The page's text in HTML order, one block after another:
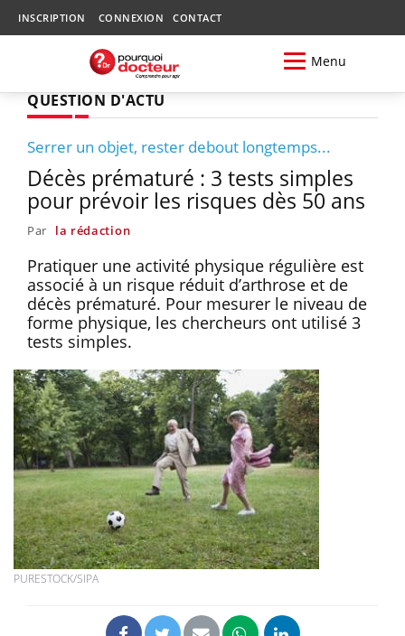
INSCRIPTION CONNEXION CONTACT
Menu
QUESTION D'ACTU
Serrer un objet, rester debout longtemps...
Décès prématuré : 3 tests simples
pour prévoir les risques dès 50 ans
Par la rédaction
Pratiquer une activité physique régulière est
associé à un risque réduit d’arthrose et de
décès prématuré. Pour mesurer le niveau de
forme physique, les chercheurs ont utilisé 3
tests simples.
PURESTOCK/SIPA